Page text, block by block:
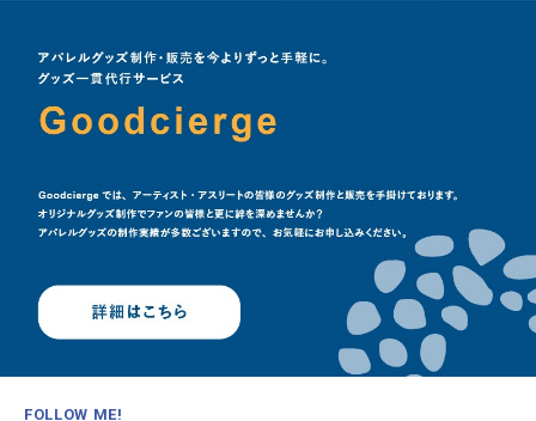
FOLLOW ME!